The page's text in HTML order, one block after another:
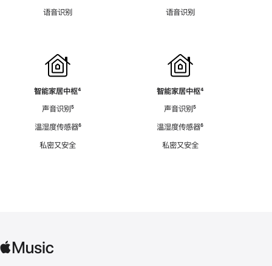
语音识别
智能家居中枢脚
⁴
声音识别脚
⁵
温湿度传感器脚
⁶
私密又安全
语音识别
智能家居中枢脚
⁴
声音识别脚
⁵
温湿度传感器脚
⁶
私密又安全